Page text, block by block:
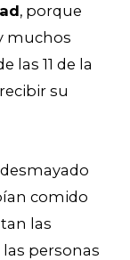
, porque
muchos
las 11 de la
su
comido
las
personas